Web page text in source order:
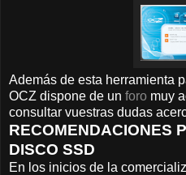
Además de esta herramienta
OCZ dispone de un foro muy
consultar vuestras dudas
RECOMENDACIONES
DISCO SSD
En los inicios de la